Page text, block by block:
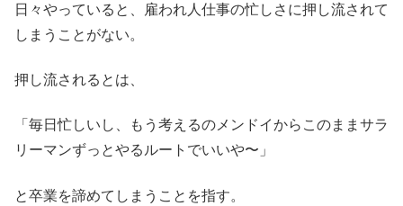
日々やっていると、雇われ人仕事の忙しさに押し流されて
しまうことがない。
押し流されるとは、
「毎日忙しいし、もう考えるのメンドイからこのままサラ
リーマンずっとやるルートでいいや〜」
と卒業を諦めてしまうことを指す。